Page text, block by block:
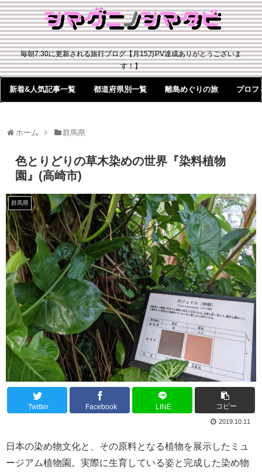
毎朝7:30に更新される旅行ブログ【月15万PV達成ありがとうございま
す！】
新着&人気記事一覧 都道府県別一覧 離島めぐりの旅 プロフ
ホーム 群馬県
色とりどりの草木染めの世界『染料植物
園』(高崎市)
群馬県
Twitter Facebook LINE コピー
2019.10.11
日本の染め物文化と、その原料となる植物を展示したミュ
ージアム植物園。実際に生育している姿と完成した染め物